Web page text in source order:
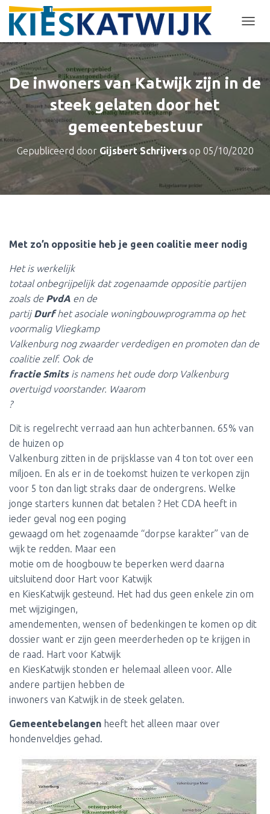
O
L
E
I
G
A
T
E
De inwoners van Katwijk zijn in de
steek gelaten door het
gemeentebestuur
Gepubliceerd door Gijsbert Schrijversop 05/10/2020
Met zo’n oppositie heb je geen coalitie meer nodig
Het is werkelijk
totaal onbegrijpelijk dat zogenaamde oppositie partijen
zoals de PvdA en de
partijDurfhet asociale woningbouwprogramma op het
voormalig Vliegkamp
Valkenburg nog zwaarder verdedigen en promoten dan de
coalitie zelf. Ook de
fractie Smitsis namens het oude dorp Valkenburg
overtuigd voorstander. Waarom
?
Dit is regelrecht verraad aan hun achterbannen. 65% van
de huizen op
Valkenburg zitten in de prijsklasse van 4 ton tot over een
miljoen. En als er in de toekomst huizen te verkopen zijn
voor 5 ton dan ligt straks daar de ondergrens. Welke
jonge starters kunnen dat betalen ? Het CDA heeft in
ieder geval nog een poging
gewaagd om het zogenaamde “dorpse karakter” van de
wijk te redden. Maar een
motie om de hoogbouw te beperken werd daarna
uitsluitend door Hart voor Katwijk
en KiesKatwijk gesteund. Het had dus geen enkele zin om
met wijzigingen,
amendementen, wensen of bedenkingen te komen op dit
dossier want er zijn geen meerderheden op te krijgen in
de raad. Hart voor Katwijk
en KiesKatwijk stonden er helemaal alleen voor. Alle
andere partijen hebben de
inwoners van Katwijk in de steek gelaten.
Gemeentebelangen heeft het alleen maar over
hondenveldjes gehad.